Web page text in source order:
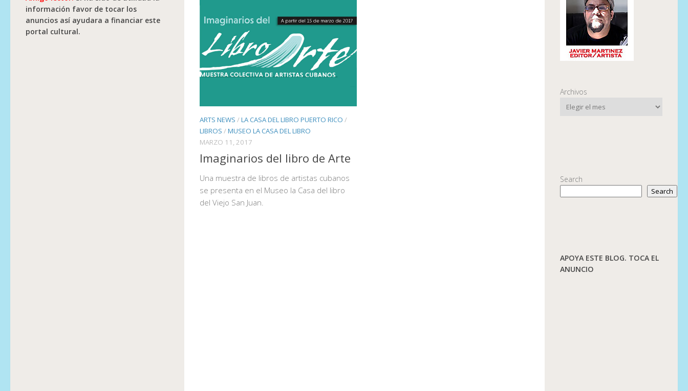
ARTS NEWS /LA CASA DEL LIBRO PUERTO RICO /
LIBROS /MUSEO LA CASA DEL LIBRO
MARZO 11, 2017
Imaginarios del libro de Arte
Una muestra de libros de artistas cubanos
se presenta en el Museo la Casa del libro
del Viejo San Juan.
información favor de tocar los
anuncios así ayudara a financiar este
portal cultural.
Archivos
Search
Search
APOYA ESTE BLOG. TOCA EL
ANUNCIO